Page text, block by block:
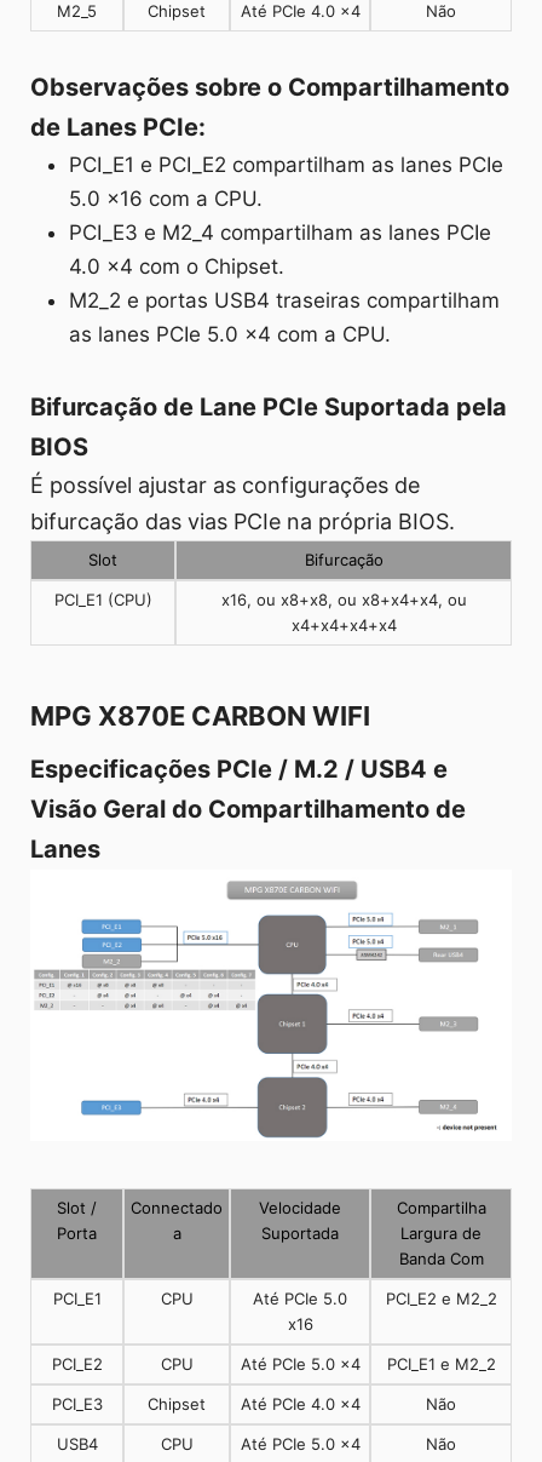
M2_5 Chipset Até PCIe 4.0 x4 Não
Observações sobre o Compartilhamento
de Lanes PCIe:
PCI_E1 e PCI_E2 compartilham as lanes PCIe
5.0 x16 com a CPU.
PCI_E3 e M2_4 compartilham as lanes PCIe
4.0 x4 com o Chipset.
M2_2 e portas USB4 traseiras compartilham
as lanes PCIe 5.0 x4 com a CPU.
Bifurcação de Lane PCIe Suportada pela
BIOS
É possível ajustar as configurações de
bifurcação das vias PCIe na própria BIOS.
Slot Bifurcação
PCI_E1 (CPU)
x16, ou x8+x8, ou x8+x4+x4, ou
x4+x4+x4+x4
MPG X870E CARBON WIFI
Especificações PCIe / M.2 / USB4 e
Visão Geral do Compartilhamento de
Lanes
Slot /
Porta
Connectado
a
Velocidade
Suportada
Compartilha
Largura de
Banda Com
PCI_E1 CPU
Até PCIe 5.0
x16
PCI_E2 e M2_2
PCI_E2 CPU Até PCIe 5.0 x4 PCI_E1 e M2_2
PCI_E3 Chipset Até PCIe 4.0 x4 Não
USB4 CPU Até PCIe 5.0 x4 Não